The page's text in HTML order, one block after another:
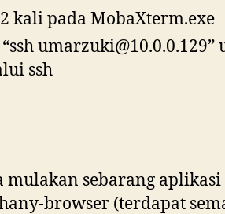
kali pada MobaXterm.exe
ssh
mulakan sebarang
browser (terdapat